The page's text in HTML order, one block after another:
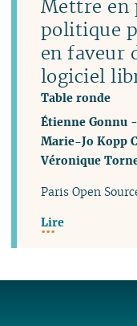
Mettre en
politique
en faveur
logiciel
Table ronde
Étienne Gonnu
Marie-Jo Kopp
Véronique
Paris Open
Lire